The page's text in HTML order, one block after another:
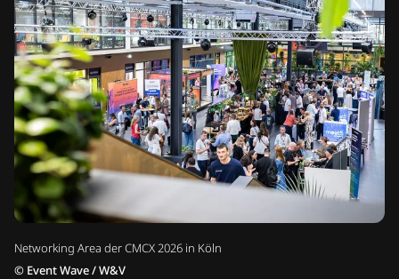
Networking Area der CMCX 2026 in Köln
© Event Wave / W&V